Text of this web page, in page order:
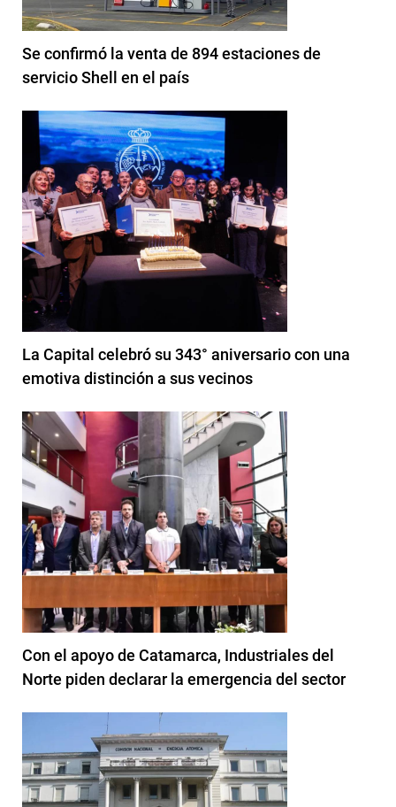
Se confirmó la venta de 894 estaciones de
servicio Shell en el país
La Capital celebró su 343° aniversario con una
emotiva distinción a sus vecinos
Con el apoyo de Catamarca, Industriales del
Norte piden declarar la emergencia del sector